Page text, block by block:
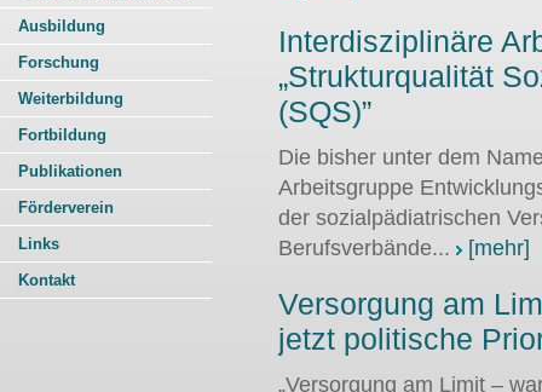
Ausbildung
Forschung
Weiterbildung
Fortbildung
Publikationen
Förderverein
Links
Kontakt
Interdisziplinäre
„Strukturqualität
(SQS)”
Die bisher unter dem
Arbeitsgruppe
der sozialpädiatrischen
Berufsverbände...
[mehr]
Versorgung am
jetzt politische
„Versorgung am Limit –